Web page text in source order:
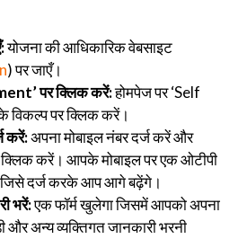
योजना की आधिकारिक वेबसाइट
) पर जाएँ।
पर क्लिक करें:होमपेज पर ‘Self
विकल्प पर क्लिक करें।
करें:अपना मोबाइल नंबर दर्ज करें और
क्लिक करें। आपके मोबाइल पर एक ओटीपी
दर्ज करके आप आगे बढ़ेंगे।
भरें:एक फॉर्म खुलेगा जिसमें आपको अपना
अन्य व्यक्तिगत जानकारी भरनी